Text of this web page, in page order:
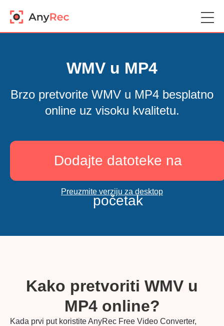
WMV u MP4
Brzo pretvorite WMV u MP4 besplatno
online uz visoku kvalitetu.
Dodajte datoteke na
početak
Preuzmite verziju za desktop
Kako pretvoriti WMV u
MP4 online?
Kada prvi put koristite AnyRec Free Video Converter,